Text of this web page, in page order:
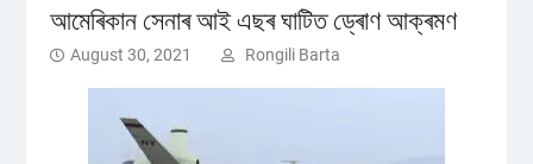
আমেৰিকান সেনাৰ আই এছৰ ঘাটিত ড্ৰোণ আক্ৰমণ
August 30, 2021 Rongili Barta